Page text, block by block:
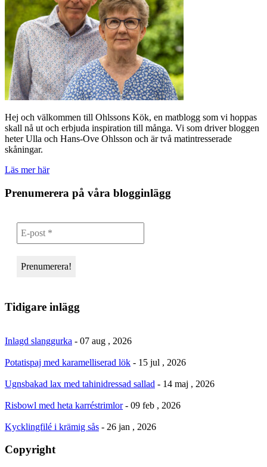
Hej och välkommen till Ohlssons Kök, en matblogg som vi hoppas
skall nå ut och erbjuda inspiration till många. Vi som driver bloggen
heter Ulla och Hans-Ove Ohlsson och är två matintresserade
skåningar.
Läs mer här
Prenumerera på våra blogginlägg
Tidigare inlägg
Inlagd slanggurka - 07 aug , 2026
Potatispaj med karamelliserad lök - 15 jul , 2026
Ugnsbakad lax med tahinidressad sallad - 14 maj , 2026
Risbowl med heta karréstrimlor - 09 feb , 2026
Kycklingfilé i krämig sås - 26 jan , 2026
Copyright